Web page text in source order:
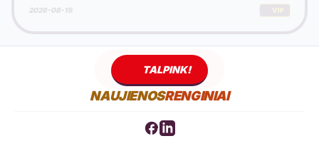
2026-08-15
TALPINK!
NAUJIENOSRENGINIAI